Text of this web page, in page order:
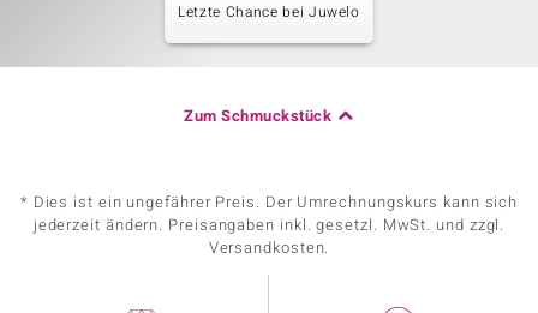
Letzte Chance bei Juwelo
Zum Schmuckstück
* Dies ist ein ungefährer Preis. Der Umrechnungskurs kann sich
jederzeit ändern. Preisangaben inkl. gesetzl. MwSt. und zzgl.
Versandkosten.